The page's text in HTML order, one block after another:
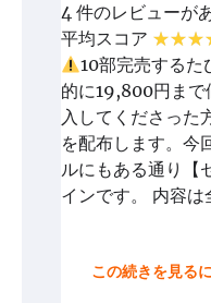
4 件のレビューが
平均スコア
10部完売するた
的に19,800円まで
入してくださった
を配布します。今
ルにもある通り【
インです。 内容
この続きを見る